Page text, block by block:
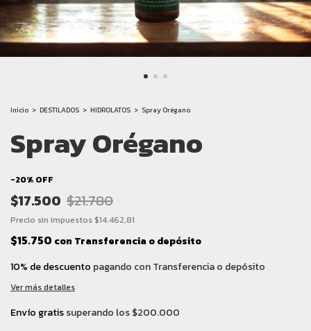
Inicio > DESTILADOS > HIDROLATOS > Spray Orégano
Spray Orégano
-20% OFF
$17.500 $21.780
Precio sin impuestos $14.462,81
$15.750 con Transferencia o depósito
10% de descuento pagando con Transferencia o depósito
Ver más detalles
Envío gratissuperando los$200.000